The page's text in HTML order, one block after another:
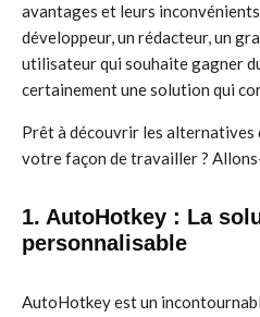
avantages et leurs
développeur, un rédacteur, un
utilisateur qui souhaite gagner
certainement une solution qui
Prêt à découvrir les
votre façon de travailler ?
1. AutoHotkey : La
personnalisable
AutoHotkey est un